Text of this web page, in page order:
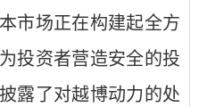
市场正在构建起全方
投资者营造安全的投
露了对越博动力的处